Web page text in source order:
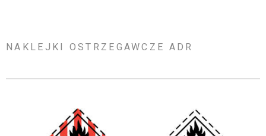
NAKLEJKI OSTRZEGAWCZE ADR